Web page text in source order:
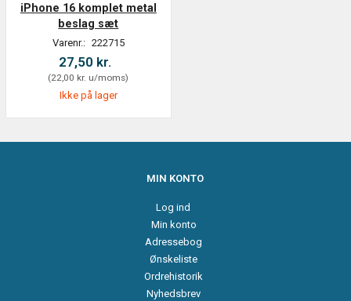
iPhone 16 komplet metal
beslag sæt
Varenr.: 222715
27,50 kr.
(22,00 kr. u/moms)
Ikke på lager
MIN KONTO
Log ind
Min konto
Adressebog
Ønskeliste
Ordrehistorik
Nyhedsbrev